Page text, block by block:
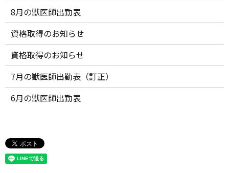
8月の獣医師出勤表
資格取得のお知らせ
資格取得のお知らせ
7月の獣医師出勤表（訂正）
6月の獣医師出勤表